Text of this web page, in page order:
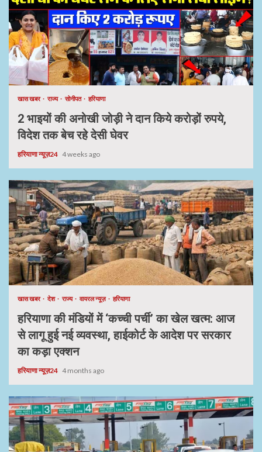
खास खबर राज्य सोनीपत हरियाणा
2 भाइयों की अनोखी जोड़ी ने दान किये करोड़ों रुपये,
विदेश तक बेच रहे देसी घेवर
हरियाणा न्यूज़24 4 weeks ago
खास खबर देश राज्य वायरल न्यूज़ हरियाणा
हरियाणा की मंडियों में ‘कच्ची पर्ची’ का खेल खत्म: आज
से लागू हुई नई व्यवस्था, हाईकोर्ट के आदेश पर सरकार
का कड़ा एक्शन
हरियाणा न्यूज़24 4 months ago